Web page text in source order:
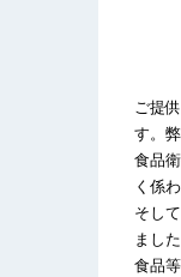
ご提
す。
食品
く係
そし
ました
食品